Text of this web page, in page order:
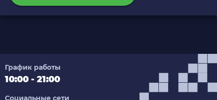
График работы
10:00 - 21:00
Социальные сети